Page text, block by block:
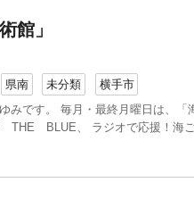
館」
県南 未分類
横手市
みです。 毎月・最終月曜日は、「
THE BLUE、 ラジオで応援！海